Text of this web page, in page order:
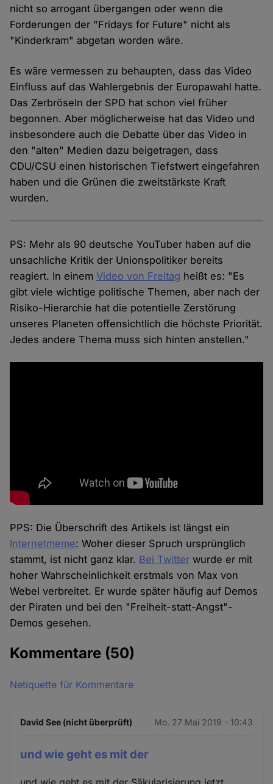
nicht so arrogant übergangen oder wenn die
Forderungen der "Fridays for Future" nicht als
"Kinderkram" abgetan worden wäre.
Es wäre vermessen zu behaupten, dass das Video
Einfluss auf das Wahlergebnis der Europawahl hatte.
Das Zerbröseln der SPD hat schon viel früher
begonnen. Aber möglicherweise hat das Video und
insbesondere auch die Debatte über das Video in
den "alten" Medien dazu beigetragen, dass
CDU/CSU einen historischen Tiefstwert eingefahren
haben und die Grünen die zweitstärkste Kraft
wurden.
PS: Mehr als 90 deutsche YouTuber haben auf die
unsachliche Kritik der Unionspolitiker bereits
reagiert. In einemVideo von Freitag heißt es: "Es
gibt viele wichtige politische Themen, aber nach der
Risiko-Hierarchie hat die potentielle Zerstörung
unseres Planeten offensichtlich die höchste Priorität.
Jedes andere Thema muss sich hinten anstellen."
PPS: Die Überschrift des Artikels ist längst ein
Internetmeme: Woher dieser Spruch ursprünglich
stammt, ist nicht ganz klar. Bei Twitter wurde er mit
hoher Wahrscheinlichkeit erstmals von Max von
Webel verbreitet. Er wurde später häufig auf Demos
der Piraten und bei den "Freiheit-statt-Angst"-
Demos gesehen.
Kommentare (50)
Netiquette für Kommentare
David See (nicht überprüft) Mo. 27 Mai 2019 - 10:43
und wie geht es mit der